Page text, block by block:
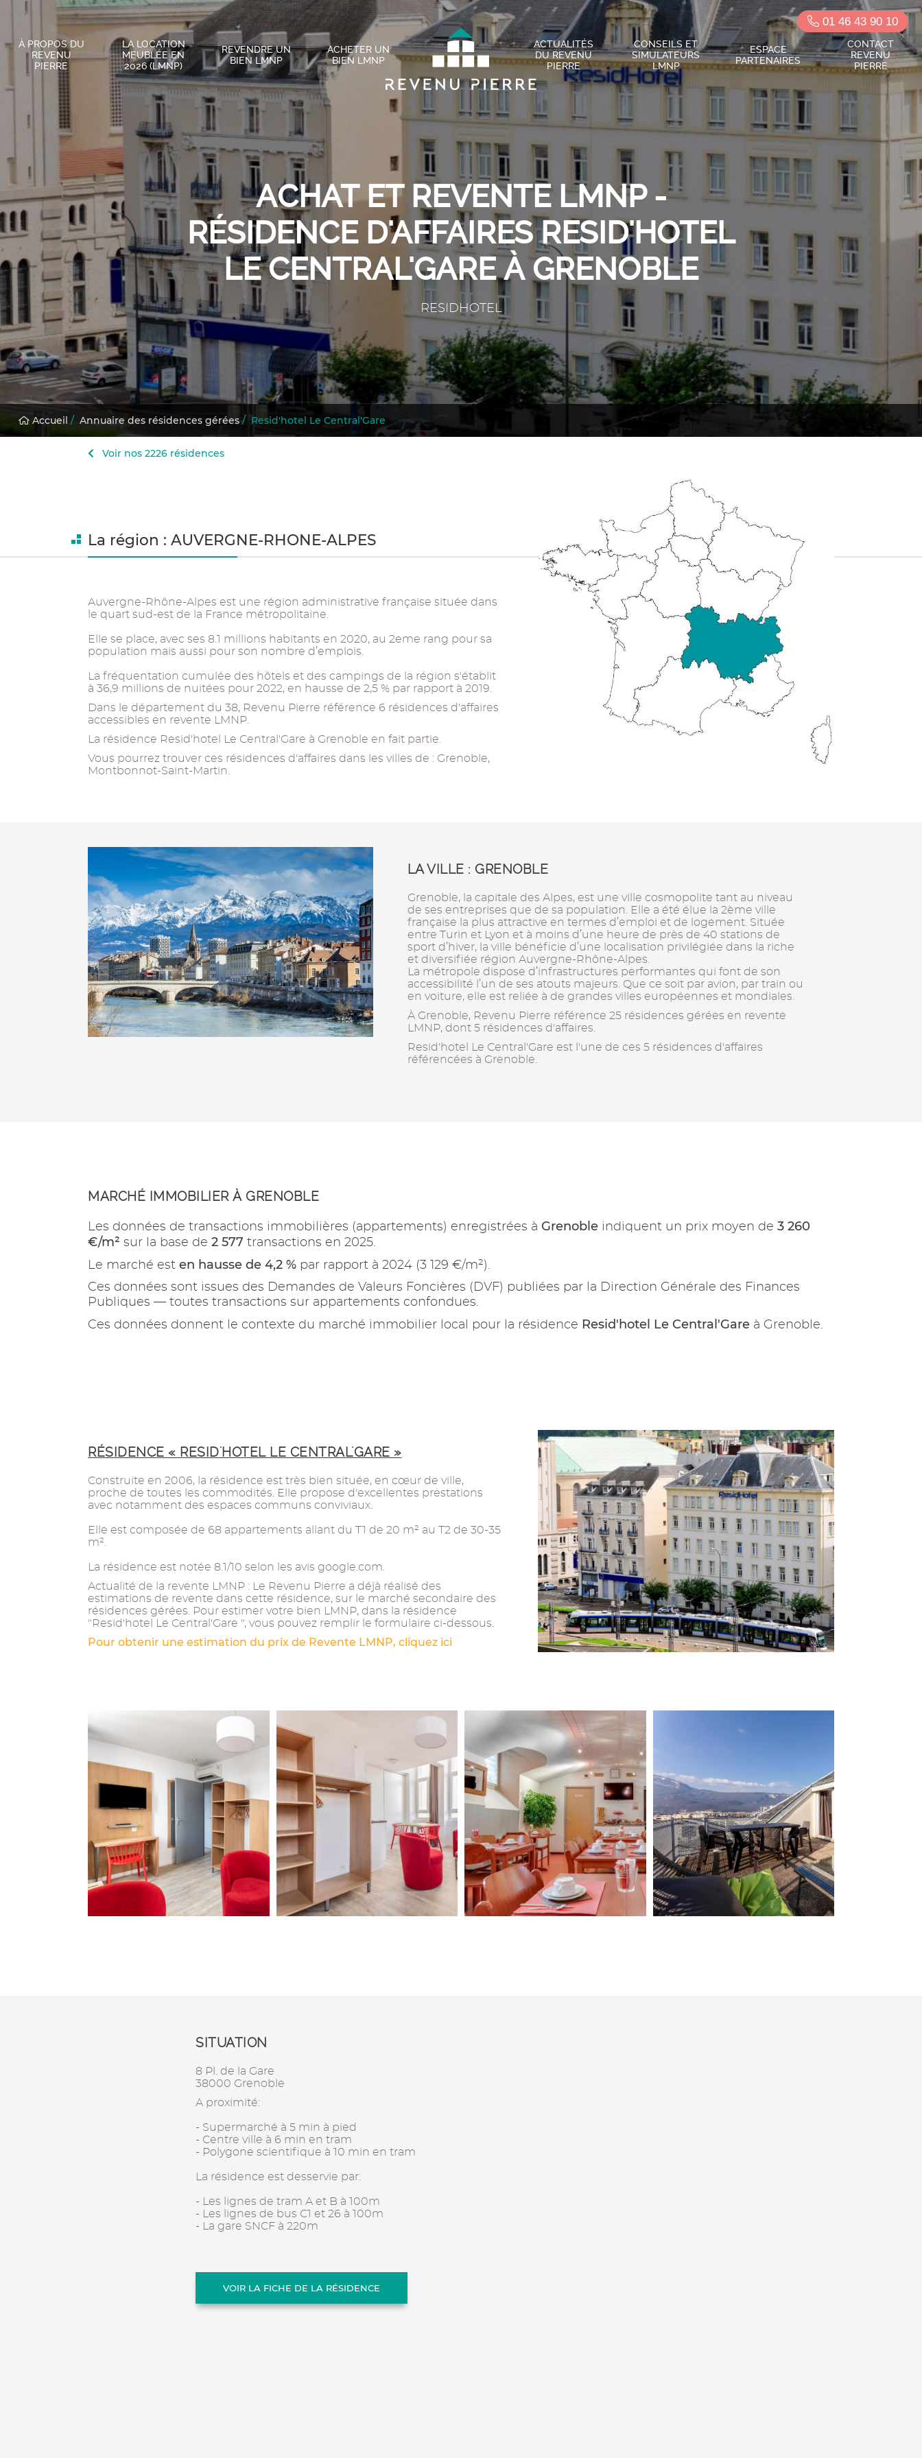
À PROPOS DU
REVENU
PIERRE
LA LOCATION
MEUBLÉE EN
2026 (LMNP)
REVENDRE UN
BIEN LMNP
ACHETER UN
BIEN LMNP
ACTUALITÉS
DU REVENU
PIERRE
CONSEILS ET
SIMULATEURS
LMNP
ESPACE
PARTENAIRES
CONTACT
REVENU
PIERRE
01 46 43 90 10
ACHAT ET REVENTE LMNP -
RÉSIDENCE D'AFFAIRES RESID'HOTEL
LE CENTRAL'GARE À GRENOBLE
RESIDHOTEL
Accueil / Annuaire des résidences gérées / Resid'hotel Le Central'Gare
Voir nos 2226 résidences
La région : AUVERGNE-RHONE-ALPES
Auvergne-Rhône-Alpes est une région administrative française située dans
le quart sud-est de la France métropolitaine.
Elle se place, avec ses 8.1 millions habitants en 2020, au 2eme rang pour sa
population mais aussi pour son nombre d’emplois.
La fréquentation cumulée des hôtels et des campings de la région s'établit
à 36,9 millions de nuitées pour 2022, en hausse de 2,5 % par rapport à 2019.
Dans le département du 38, Revenu Pierre référence 6 résidences d'affaires
accessibles en revente LMNP.
La résidence Resid'hotel Le Central'Gare à Grenoble en fait partie.
Vous pourrez trouver ces résidences d'affaires dans les villes de : Grenoble,
Montbonnot-Saint-Martin.
LA VILLE : GRENOBLE
Grenoble, la capitale des Alpes, est une ville cosmopolite tant au niveau
de ses entreprises que de sa population. Elle a été élue la 2ème ville
française la plus attractive en termes d’emploi et de logement. Située
entre Turin et Lyon et à moins d’une heure de près de 40 stations de
sport d’hiver, la ville bénéficie d’une localisation privilégiée dans la riche
et diversifiée région Auvergne-Rhône-Alpes.
La métropole dispose d’infrastructures performantes qui font de son
accessibilité l’un de ses atouts majeurs. Que ce soit par avion, par train ou
en voiture, elle est reliée à de grandes villes européennes et mondiales.
À Grenoble, Revenu Pierre référence 25 résidences gérées en revente
LMNP, dont 5 résidences d'affaires.
Resid'hotel Le Central'Gare est l'une de ces 5 résidences d'affaires
référencées à Grenoble.
MARCHÉ IMMOBILIER À GRENOBLE
Les données de transactions immobilières (appartements) enregistrées à Grenoble indiquent un prix moyen de 3 260
€/m² sur la base de 2 577 transactions en 2025.
Le marché est en hausse de 4,2 % par rapport à 2024 (3 129 €/m²).
Ces données sont issues des Demandes de Valeurs Foncières (DVF) publiées par la Direction Générale des Finances
Publiques — toutes transactions sur appartements confondues.
Ces données donnent le contexte du marché immobilier local pour la résidence Resid'hotel Le Central'Gare à Grenoble.
RÉSIDENCE « RESID'HOTEL LE CENTRAL'GARE »
Construite en 2006, la résidence est très bien située, en cœur de ville,
proche de toutes les commodités. Elle propose d'excellentes prestations
avec notamment des espaces communs conviviaux.
Elle est composée de 68 appartements allant du T1 de 20 m² au T2 de 30-35
m².
La résidence est notée 8.1/10 selon les avis google.com.
Actualité de la revente LMNP : Le Revenu Pierre a déjà réalisé des
estimations de revente dans cette résidence, sur le marché secondaire des
résidences gérées. Pour estimer votre bien LMNP, dans la résidence
"Resid'hotel Le Central'Gare ", vous pouvez remplir le formulaire ci-dessous.
Pour obtenir une estimation du prix de Revente LMNP, cliquez ici
SITUATION
8 Pl. de la Gare
38000 Grenoble
A proximité:
- Supermarché à 5 min à pied
- Centre ville à 6 min en tram
- Polygone scientifique à 10 min en tram
La résidence est desservie par:
- Les lignes de tram A et B à 100m
- Les lignes de bus C1 et 26 à 100m
- La gare SNCF à 220m
VOIR LA FICHE DE LA RÉSIDENCE